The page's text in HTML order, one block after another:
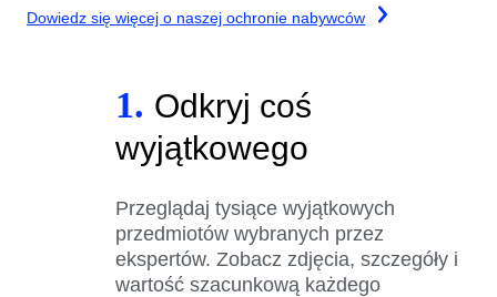
Dowiedz się więcej o naszej ochronie nabywców
1. Odkryj coś
wyjątkowego
Przeglądaj tysiące wyjątkowych
przedmiotów wybranych przez
ekspertów. Zobacz zdjęcia, szczegóły i
wartość szacunkową każdego